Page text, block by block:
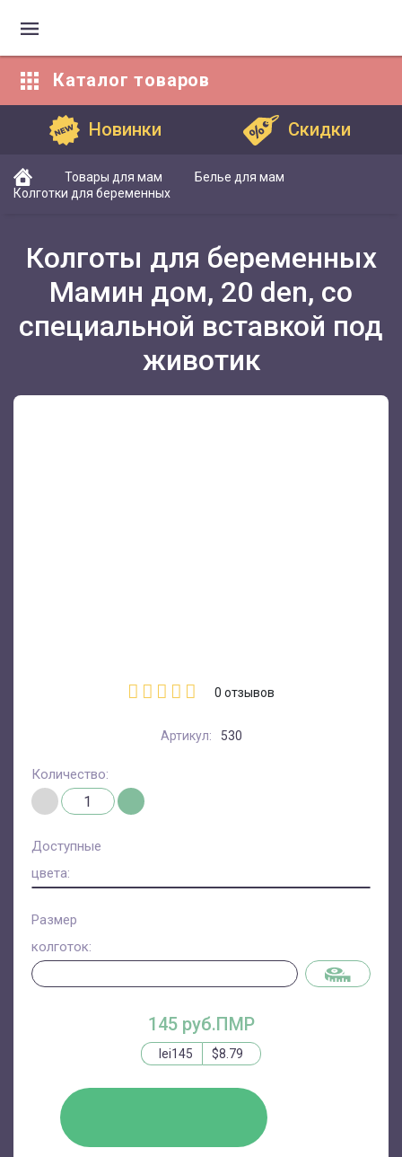
Каталог товаров
Новинки Скидки
Товары для мам
Белье для мам
Колготки для беременных
Колготы для беременных
Мамин дом, 20 den, со
специальной вставкой под
животик
0 отзывов
Артикул: 530
145 руб.ПМР
lei145 $8.79
Количество:
Доступные
цвета:
Размер
колготок: